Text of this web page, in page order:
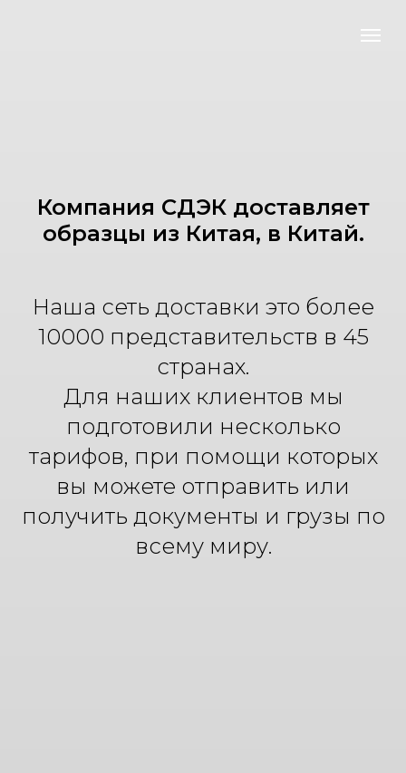
Компания СДЭК доставляет
образцы из Китая, в Китай.
Наша сеть доставки это более
10000 представительств в 45
странах.
Для наших клиентов мы
подготовили несколько
тарифов, при помощи которых
вы можете отправить или
получить документы и грузы по
всему миру.